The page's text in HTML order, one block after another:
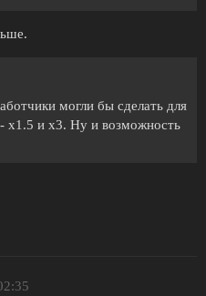
могли бы сделать для
х1.5 и х3. Ну и возможность